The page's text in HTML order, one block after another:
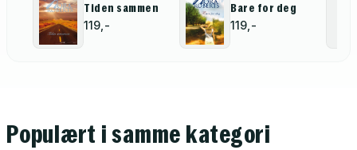
Tiden sammen
119,-
Bare for deg
119,-
Populært i samme kategori